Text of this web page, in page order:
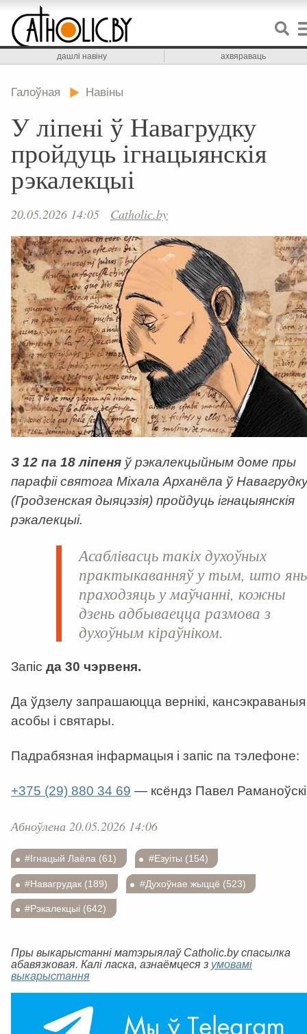
дашлі навіну ахвяраваць
Галоўная Навіны
У ліпені ў Навагрудку
пройдуць ігнацыянскія
рэкалекцыі
20.05.2026 14:05 Catholic.by
З 12 па 18 ліпеня ў рэкалекцыйным доме пры
парафіі святога Міхала Арханёла ў
(Гродзенская дыяцэзія) пройдуць ігнацыянскія
рэкалекцыі.
Асаблівасць такіх духоўных
практыкаванняў у тым, што
праходзяць у маўчанні, кожны
дзень адбываецца размова з
духоўным кіраўніком.
Запіс да 30 чэрвеня.
Да ўдзелу запрашаюцца вернікі, кансэкраваныя
асобы і святары.
Падрабязная інфармацыя і запіс па тэлефоне:
+375 (29) 880 34 69 — ксёндз Павел Раманоўскі
Абноўлена 20.05.2026 14:06
#Ігнацый Лаёла (61) #Езуіты (154)
#Навагрудак (189) #Духоўнае жыццё (523)
#Рэкалекцыі (642)
Пры выкарыстанні матэрыялаў Catholic.by спасылка
абавязковая. Калі ласка, азнаёмцеся з умовамі
выкарыстання